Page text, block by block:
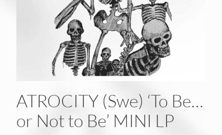
ATROCITY (Swe) ‘To Be…
or Not to Be’ MINI LP